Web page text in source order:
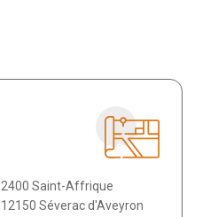
Saint-Affrique
Séverac d'Aveyron